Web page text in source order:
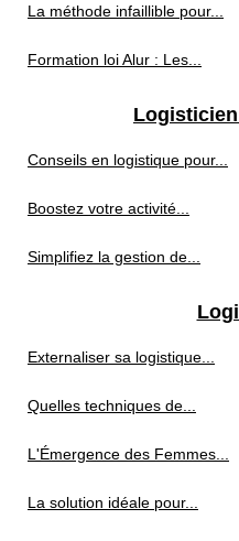
La méthode infaillible pour...
Formation loi Alur : Les...
Conseils en logistique pour...
Boostez votre activité...
Simplifiez la gestion de...
Externaliser sa logistique...
Quelles techniques de...
L'Émergence des Femmes...
La solution idéale pour...